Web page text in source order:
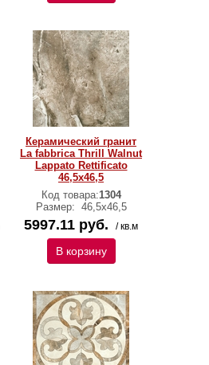
Керамический гранит
La fabbrica Thrill Walnut
Lappato Rettificato
46,5х46,5
Код товара:1304
Размер: 46,5х46,5
5997.11 руб. / кв.м
В корзину